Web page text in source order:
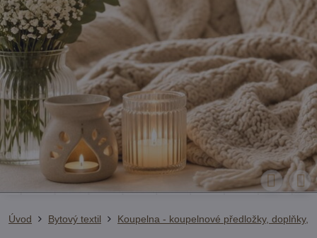
Úvod Bytový textil Koupelna - koupelnové předložky, doplňky,